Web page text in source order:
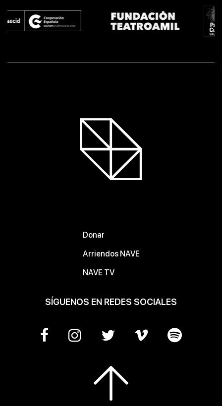
Donar
Arriendos NAVE
NAVE TV
SÍGUENOS EN REDES SOCIALES